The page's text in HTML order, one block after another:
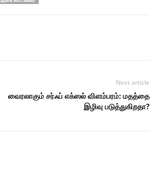
Next article
வைரலாகும் சர்ஃப் எக்ஸல் விளம்பரம்: மதத்தை
இழிவு படுத்துகிறதா?